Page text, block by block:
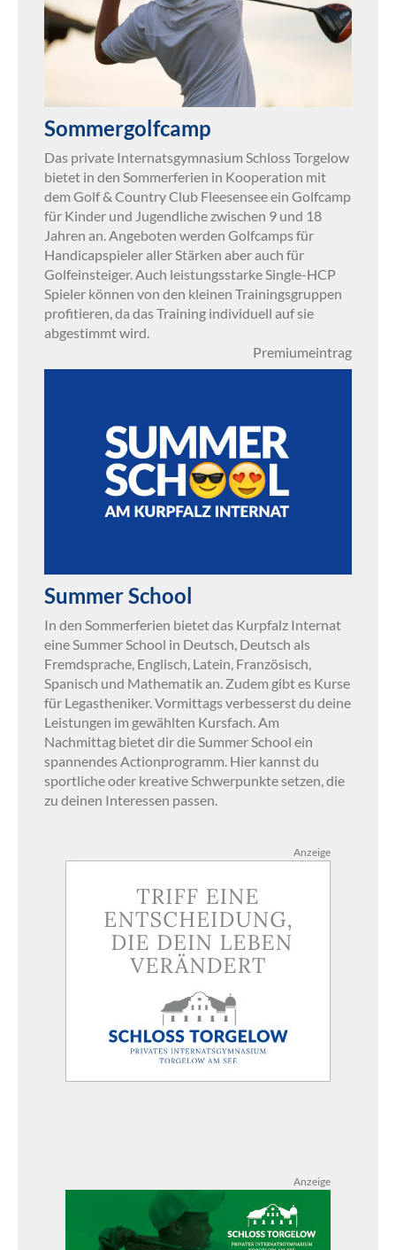
Sommergolfcamp
Das private Internatsgymnasium Schloss Torgelow
bietet in den Sommerferien in Kooperation mit
dem Golf & Country Club Fleesensee ein Golfcamp
für Kinder und Jugendliche zwischen 9 und 18
Jahren an. Angeboten werden Golfcamps für
Handicapspieler aller Stärken aber auch für
Golfeinsteiger. Auch leistungsstarke Single-HCP
Spieler können von den kleinen Trainingsgruppen
profitieren, da das Training individuell auf sie
abgestimmt wird.
Premiumeintrag
Summer School
In den Sommerferien bietet das Kurpfalz Internat
eine Summer School in Deutsch, Deutsch als
Fremdsprache, Englisch, Latein, Französisch,
Spanisch und Mathematik an. Zudem gibt es Kurse
für Legastheniker. Vormittags verbesserst du deine
Leistungen im gewählten Kursfach. Am
Nachmittag bietet dir die Summer School ein
spannendes Actionprogramm. Hier kannst du
sportliche oder kreative Schwerpunkte setzen, die
zu deinen Interessen passen.
Anzeige
Anzeige